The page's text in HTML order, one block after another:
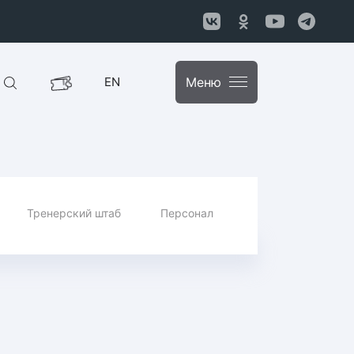
EN Меню
Тренерский штаб Персонал